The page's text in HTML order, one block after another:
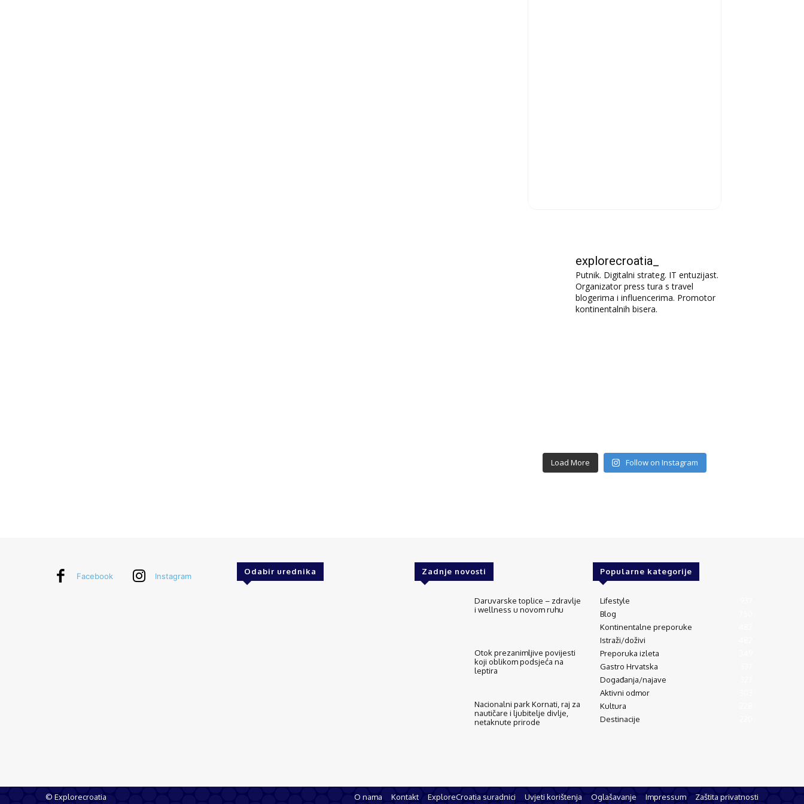
explorecroatia_
Putnik. Digitalni strateg. IT entuzijast.
Organizator press tura s travel
blogerima i influencerima. Promotor
kontinentalnih bisera.
Load More Follow on Instagram
Facebook Instagram Odabir urednika Zadnje novosti
Daruvarske toplice – zdravlje
i wellness u novom ruhu
Otok prezanimljive povijesti
koji oblikom podsjeća na
leptira
Nacionalni park Kornati, raj za
nautičare i ljubitelje divlje,
netaknute prirode
Popularne kategorije
Lifestyle
Blog
Kontinentalne preporuke
Istraži/doživi
Preporuka izleta
Gastro Hrvatska
Događanja/najave
Aktivni odmor
Kultura
Destinacije
© Explorecroatia O nama Kontakt ExploreCroatia suradnici Uvjeti korištenja Oglašavanje Impressum Zaštita privatnosti